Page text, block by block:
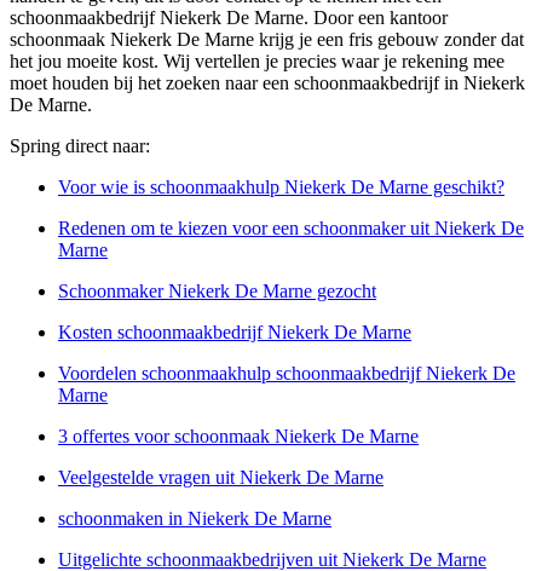
schoonmaakbedrijf Niekerk De Marne. Door een kantoor
schoonmaak Niekerk De Marne krijg je een fris gebouw zonder dat
het jou moeite kost. Wij vertellen je precies waar je rekening mee
moet houden bij het zoeken naar een schoonmaakbedrijf in Niekerk
De Marne.
Spring direct naar:
Voor wie is schoonmaakhulp Niekerk De Marne geschikt?
Redenen om te kiezen voor een schoonmaker uit Niekerk De
Marne
Schoonmaker Niekerk De Marne gezocht
Kosten schoonmaakbedrijf Niekerk De Marne
Voordelen schoonmaakhulp schoonmaakbedrijf Niekerk De
Marne
3 offertes voor schoonmaak Niekerk De Marne
Veelgestelde vragen uit Niekerk De Marne
schoonmaken in Niekerk De Marne
Uitgelichte schoonmaakbedrijven uit Niekerk De Marne